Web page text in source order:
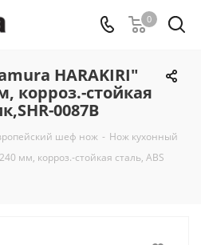
0
HARAKIRI"
корроз.-стойкая
0087B
шеф нож - Нож кухонный
мм, корроз.-стойкая сталь, ABS